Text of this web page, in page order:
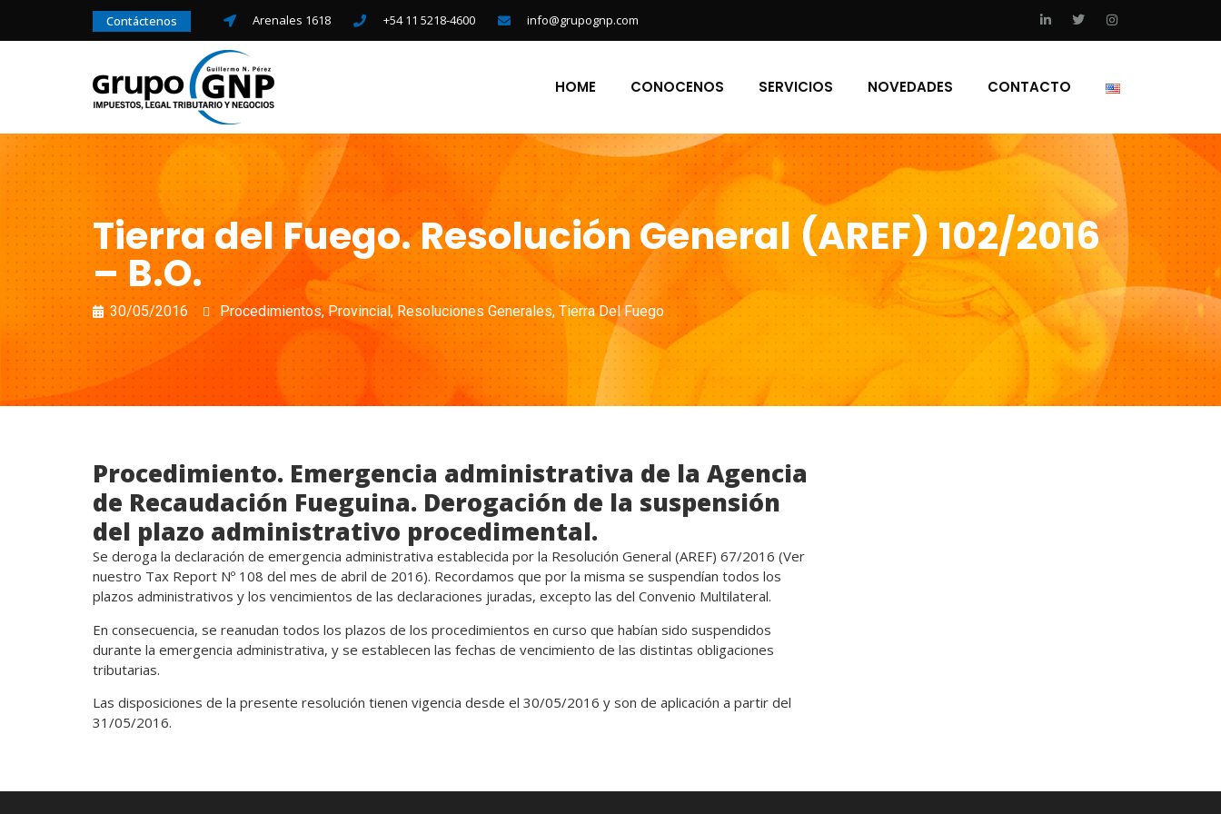
Contáctenos Arenales 1618 +54 11 5218-4600 info@grupognp.com
HOME CONOCENOS SERVICIOS NOVEDADES CONTACTO
Tierra del Fuego. Resolución General (AREF) 102/2016
– B.O.
30/05/2016 Procedimientos,Provincial, Resoluciones Generales, Tierra Del Fuego
Procedimiento. Emergencia administrativa de la Agencia
de Recaudación Fueguina. Derogación de la suspensión
del plazo administrativo procedimental.
Se deroga la declaración de emergencia administrativa establecida por la Resolución General (AREF) 67/2016 (Ver
nuestro Tax Report Nº 108 del mes de abril de 2016). Recordamos que por la misma se suspendían todos los
plazos administrativos y los vencimientos de las declaraciones juradas, excepto las del Convenio Multilateral.
En consecuencia, se reanudan todos los plazos de los procedimientos en curso que habían sido suspendidos
durante la emergencia administrativa, y se establecen las fechas de vencimiento de las distintas obligaciones
tributarias.
Las disposiciones de la presente resolución tienen vigencia desde el 30/05/2016 y son de aplicación a partir del
31/05/2016.